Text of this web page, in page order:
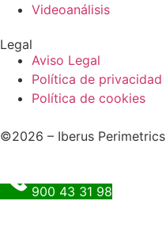
Videoanálisis
Legal
Aviso Legal
Política de privacidad
Política de cookies
©2026 – Iberus Perimetrics
900 43 31 98